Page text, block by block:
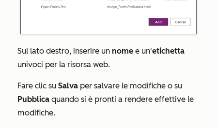
Sul lato destro, inserire un nome e un'etichetta
univoci per la risorsa web.
Fare clic su Salva per salvare le modifiche o su
Pubblica quando si è pronti a rendere effettive le
modifiche.